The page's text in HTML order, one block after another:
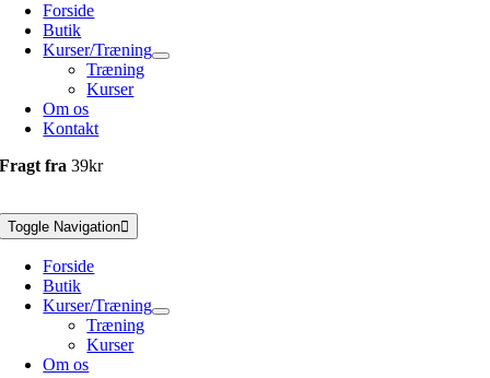
Forside
Butik
Kurser/Træning
Træning
Kurser
Om os
Kontakt
Fragt fra39kr
Toggle Navigation
Forside
Butik
Kurser/Træning
Træning
Kurser
Om os